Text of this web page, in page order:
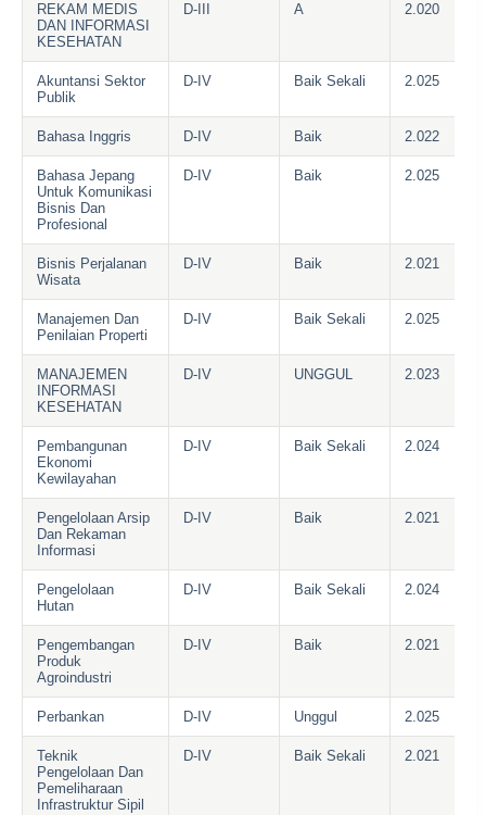
REKAM MEDIS
DAN INFORMASI
KESEHATAN
D-III A 2.020
Akuntansi Sektor
Publik
D-IV Baik Sekali 2.025
Bahasa Inggris D-IV Baik 2.022
Bahasa Jepang
Untuk Komunikasi
Bisnis Dan
Profesional
D-IV Baik 2.025
Bisnis Perjalanan
Wisata
D-IV Baik 2.021
Manajemen Dan
Penilaian Properti
D-IV Baik Sekali 2.025
MANAJEMEN
INFORMASI
KESEHATAN
D-IV UNGGUL 2.023
Pembangunan
Ekonomi
Kewilayahan
D-IV Baik Sekali 2.024
Pengelolaan Arsip
Dan Rekaman
Informasi
D-IV Baik 2.021
Pengelolaan
Hutan
D-IV Baik Sekali 2.024
Pengembangan
Produk
Agroindustri
D-IV Baik 2.021
Perbankan D-IV Unggul 2.025
Teknik
Pengelolaan Dan
Pemeliharaan
Infrastruktur Sipil
D-IV Baik Sekali 2.021